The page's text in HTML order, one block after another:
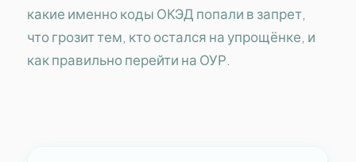
какие именно коды ОКЭД попали в запрет,
что грозит тем, кто остался на упрощёнке, и
как правильно перейти на ОУР.